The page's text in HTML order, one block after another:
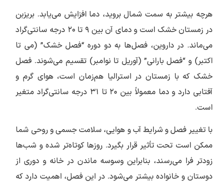
هرچه بیشتر به سمت شمال بروید، دما افزایش می‌یابد. بریزبن
در زمستان خشک است و دمای آن بین ۹ تا ۲۰ درجه سانتی‌گراد
می‌ماند. در داروین، فصل‌ها به دو دوره “فصل خشک” (می تا
اکتبر) و “فصل بارانی” (آوریل تا نوامبر) تقسیم می‌شوند. فصل
خشک که با زمستان در استرالیا هم‌زمان است، هوای گرم و
آفتابی دارد و دما معمولاً بین ۲۰ تا ۳۱ درجه سانتی‌گراد متغیر
است.
با تغییر فصل و شرایط آب و هوایی، سلامت جسمی و روحی شما
ممکن است تحت تأثیر قرار بگیرد. روزها کوتاه‌تر شده و شب‌ها
زودتر فرا می‌رسند، بنابراین وسوسه ماندن در خانه و دوری از
دوستان و خانواده بیشتر می‌شود. در این فصل، اهمیت دارد که